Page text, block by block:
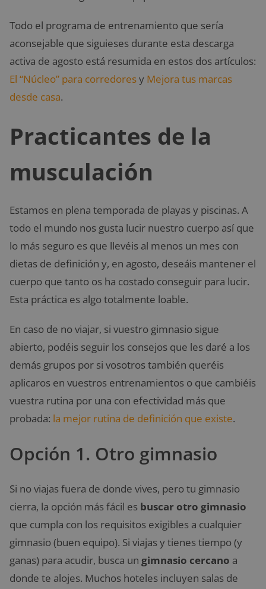
Todo el programa de entrenamiento que sería
aconsejable que siguieses durante esta descarga
activa de agosto está resumida en estos dos artículos:
El “Núcleo” para corredoresy Mejora tus marcas
desde casa.
Practicantes de la
musculación
Estamos en plena temporada de playas y piscinas. A
todo el mundo nos gusta lucir nuestro cuerpo así que
lo más seguro es que llevéis al menos un mes con
dietas de definición y, en agosto, deseáis mantener el
cuerpo que tanto os ha costado conseguir para lucir.
Esta práctica es algo totalmente loable.
En caso de no viajar, si vuestro gimnasio sigue
abierto, podéis seguir los consejos que les daré a los
demás grupos por si vosotros también queréis
aplicaros en vuestros entrenamientos o que cambiéis
vuestra rutina por una con efectividad más que
probada: la mejor rutina de definición que existe.
Opción 1. Otro gimnasio
Si no viajas fuera de donde vives, pero tu gimnasio
cierra, la opción más fácil es buscar otro gimnasio
que cumpla con los requisitos exigibles a cualquier
gimnasio (buen equipo). Si viajas y tienes tiempo (y
ganas) para acudir, busca un gimnasio cercano a
donde te alojes. Muchos hoteles incluyen salas de